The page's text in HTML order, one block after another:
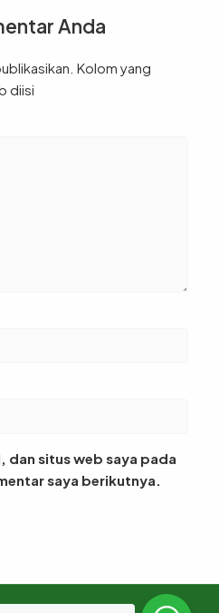
Anda
Kolom yang
diisi
dan situs web saya pada
saya berikutnya.